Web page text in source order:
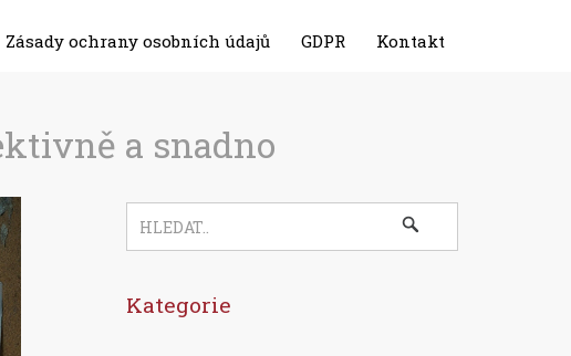
Zásady ochrany osobních údajů GDPR Kontakt
a snadno
Kategorie